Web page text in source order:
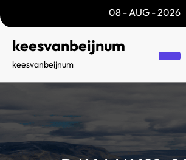
to
content
08 - AUG - 2026
keesvanbeijnum
keesvanbeijnum